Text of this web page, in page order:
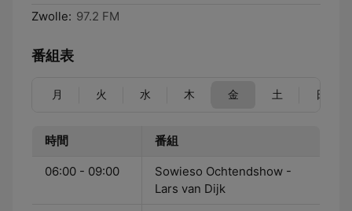
Zwolle: 97.2 FM
番組表
月 火 水 木 金 土 日
時間 番組
06:00 - 09:00
Sowieso Ochtendshow -
Lars van Dijk